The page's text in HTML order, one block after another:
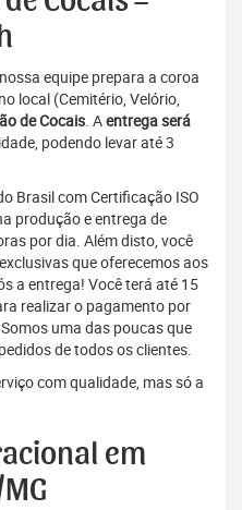
equipe prepara a coroa
local (Cemitério, Velório,
de Cocais. Aentrega será
podendo levar até 3
Brasil com Certificação ISO
produção e entrega de
por dia. Além disto, você
que oferecemos aos
a entrega! Você terá até 15
realizar o pagamento por
uma das poucas que
de todos os clientes.
com qualidade, mas só a
em